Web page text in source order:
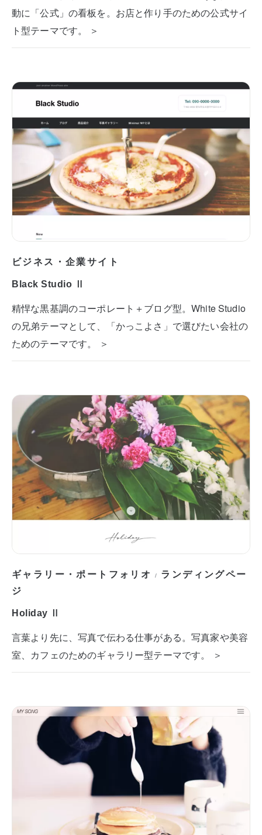
動に「公式」の看板を。お店と作り手のための公式サイ
ト型テーマです。 ＞
ビジネス・企業サイト
Black Studio Ⅱ
精悍な黒基調のコーポレート＋ブログ型。White Studio
の兄弟テーマとして、「かっこよさ」で選びたい会社の
ためのテーマです。 ＞
ギャラリー・ポートフォリオ / ランディングペー
ジ
Holiday Ⅱ
言葉より先に、写真で伝わる仕事がある。写真家や美容
室、カフェのためのギャラリー型テーマです。 ＞